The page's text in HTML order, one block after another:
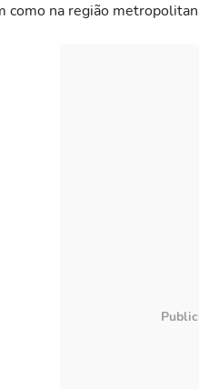
como na região